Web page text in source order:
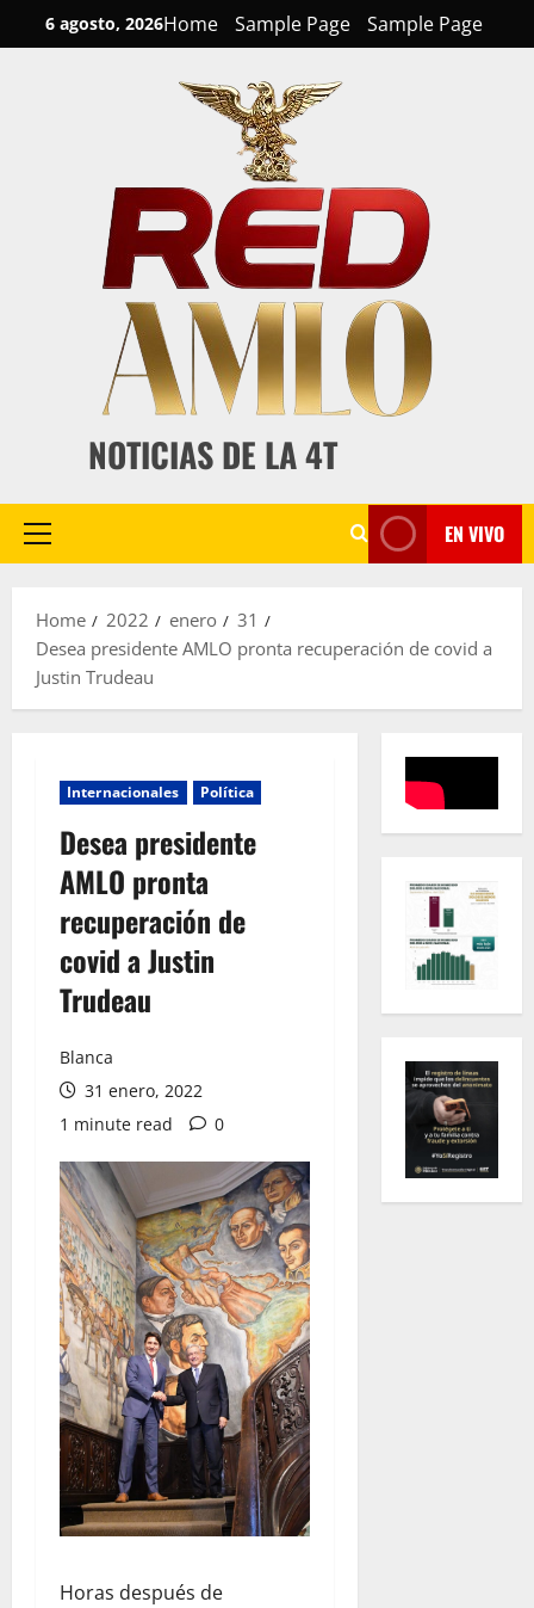
to
6 agosto, 2026Home Sample Page Sample Page
NOTICIAS DE LA 4T
Primary
EN VIVO
Home 2022 enero
31
Desea presidente AMLO pronta recuperación de covid a
Justin Trudeau
Internacionales Política
Desea presidente
AMLO pronta
recuperación de
covid a Justin
Trudeau
Blanca
31 enero, 2022
1 minute read
0
Horas después de